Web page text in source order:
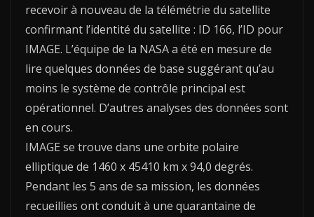
recevoir à nouveau de la télémétrie du satellite
confirmant l’identité du satellite : ID 166, l’ID pour
IMAGE. L’équipe de la NASA a été en mesure de
lire quelques données de base suggérant qu’au
moins le système de contrôle principal est
opérationnel. D’autres analyses des données sont
en cours.
IMAGE se trouve dans une orbite polaire
elliptique de 1460 x 45410 km x 94,0 degrés.
Pendant les 5 ans de sa mission, les données
recueillies ont conduit à une quarantaine de